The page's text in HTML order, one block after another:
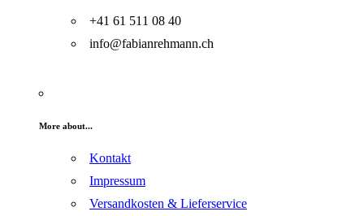
+41 61 511 08 40
info@fabianrehmann.ch
More about...
Kontakt
Impressum
Versandkosten & Lieferservice